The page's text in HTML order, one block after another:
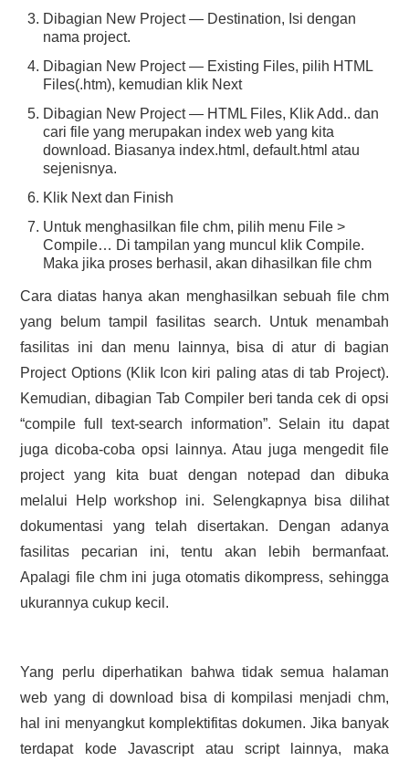
Dibagian New Project — Destination, Isi dengan
nama project.
Dibagian New Project — Existing Files, pilih HTML
Files(.htm), kemudian klik Next
Dibagian New Project — HTML Files, Klik Add.. dan
cari file yang merupakan index web yang kita
download. Biasanya index.html, default.html atau
sejenisnya.
Klik Next dan Finish
Untuk menghasilkan file chm, pilih menu File >
Compile… Di tampilan yang muncul klik Compile.
Maka jika proses berhasil, akan dihasilkan file chm
Cara diatas hanya akan menghasilkan sebuah file chm
yang belum tampil fasilitas search. Untuk menambah
fasilitas ini dan menu lainnya, bisa di atur di bagian
Project Options (Klik Icon kiri paling atas di tab Project).
Kemudian, dibagian Tab Compiler beri tanda cek di opsi
“compile full text-search information”. Selain itu dapat
juga dicoba-coba opsi lainnya. Atau juga mengedit file
project yang kita buat dengan notepad dan dibuka
melalui Help workshop ini. Selengkapnya bisa dilihat
dokumentasi yang telah disertakan. Dengan adanya
fasilitas pecarian ini, tentu akan lebih bermanfaat.
Apalagi file chm ini juga otomatis dikompress, sehingga
ukurannya cukup kecil.
Yang perlu diperhatikan bahwa tidak semua halaman
web yang di download bisa di kompilasi menjadi chm,
hal ini menyangkut komplektifitas dokumen. Jika banyak
terdapat kode Javascript atau script lainnya, maka